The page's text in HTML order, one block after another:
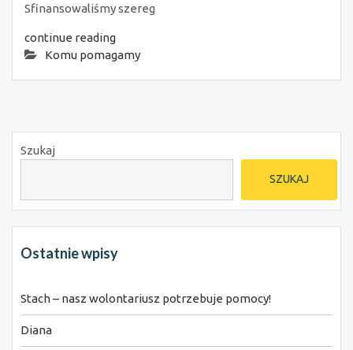
Sfinansowaliśmy szereg
continue reading
Komu pomagamy
Szukaj
SZUKAJ
Ostatnie wpisy
Stach – nasz wolontariusz potrzebuje pomocy!
Diana